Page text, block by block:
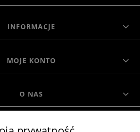
INFORMACJE
MOJE KONTO
O NAS
MOROWO